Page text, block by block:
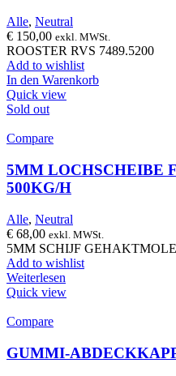
Alle, Neutral
€ 150,00 exkl. MWSt.
ROOSTER RVS 7489.5200
Add to wishlist
In den Warenkorb
Quick view
Sold out
Compare
5MM LOCHSCHEIBE
500KG/H
Alle, Neutral
€ 68,00 exkl. MWSt.
5MM SCHIJF
Add to wishlist
Weiterlesen
Quick view
Compare
GUMMI-